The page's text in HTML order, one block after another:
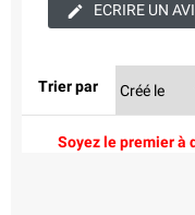
ECRIRE UN
Trier par
Soyez le premier à